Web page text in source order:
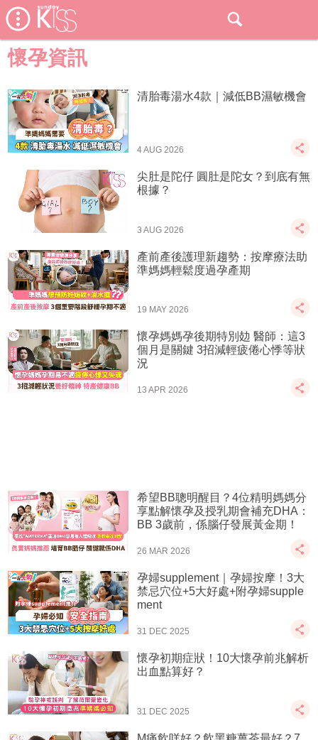
懷孕資訊
清胎毒湯水4款｜減低BB濕敏機會
4 AUG 2026
尖肚是陀仔 圓肚是陀女？到底有無
根據？
3 AUG 2026
產前產後護理新趨勢：按摩療法助
準媽媽輕鬆度過孕產期
19 MAY 2026
懷孕媽媽孕後期特別攰 醫師：這3
個月是關鍵 3招減輕疲倦心悸等狀
況
13 APR 2026
希望BB聰明醒目？4位精明媽媽分
享點解懷孕及授乳期會補充DHA：
BB 3歲前，係腦仔發展黃金期！
26 MAR 2026
孕婦supplement｜孕婦按摩！3大
禁忌穴位+5大好處+附孕婦supple
ment
31 DEC 2025
懷孕初期症狀！10大懷孕前兆解析
出血點算好？
31 DEC 2025